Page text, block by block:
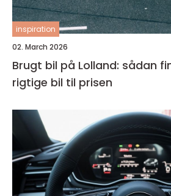
inspiration
02. March 2026
Brugt bil på Lolland: sådan
rigtige bil til prisen